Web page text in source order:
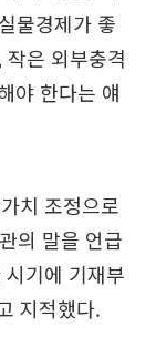
물경제가 좋
은 외부충격
야 한다는 얘
치 조정으로
의 말을 언급
기에 기재부
지적했다.